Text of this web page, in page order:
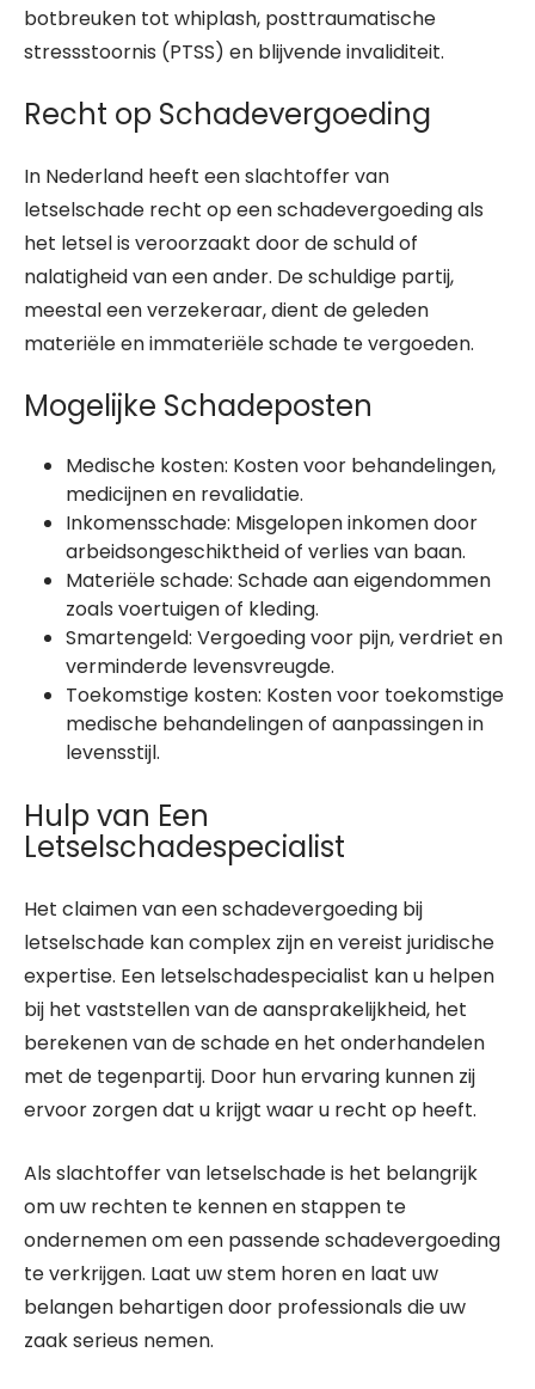
botbreuken tot whiplash, posttraumatische
stressstoornis (PTSS) en blijvende invaliditeit.
Recht op Schadevergoeding
In Nederland heeft een slachtoffer van
letselschade recht op een schadevergoeding als
het letsel is veroorzaakt door de schuld of
nalatigheid van een ander. De schuldige partij,
meestal een verzekeraar, dient de geleden
materiële en immateriële schade te vergoeden.
Mogelijke Schadeposten
Medische kosten: Kosten voor behandelingen,
medicijnen en revalidatie.
Inkomensschade: Misgelopen inkomen door
arbeidsongeschiktheid of verlies van baan.
Materiële schade: Schade aan eigendommen
zoals voertuigen of kleding.
Smartengeld: Vergoeding voor pijn, verdriet en
verminderde levensvreugde.
Toekomstige kosten: Kosten voor toekomstige
medische behandelingen of aanpassingen in
levensstijl.
Hulp van Een
Letselschadespecialist
Het claimen van een schadevergoeding bij
letselschade kan complex zijn en vereist juridische
expertise. Een letselschadespecialist kan u helpen
bij het vaststellen van de aansprakelijkheid, het
berekenen van de schade en het onderhandelen
met de tegenpartij. Door hun ervaring kunnen zij
ervoor zorgen dat u krijgt waar u recht op heeft.
Als slachtoffer van letselschade is het belangrijk
om uw rechten te kennen en stappen te
ondernemen om een passende schadevergoeding
te verkrijgen. Laat uw stem horen en laat uw
belangen behartigen door professionals die uw
zaak serieus nemen.